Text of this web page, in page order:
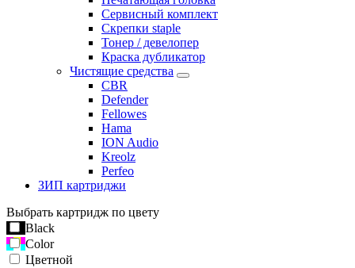
Сервисный комплект
Скрепки staple
Тонер / девелопер
Краска дубликатор
Чистящие средства
CBR
Defender
Fellowes
Hama
ION Audio
Kreolz
Perfeo
ЗИП картриджи
Выбрать картридж по цвету
Black
Color
Цветной